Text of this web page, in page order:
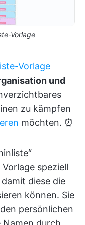
Vorlage
Vorlage
und
zu kämpfen
möchten. ⏰
speziell
diese die
können. Sie
persönlichen